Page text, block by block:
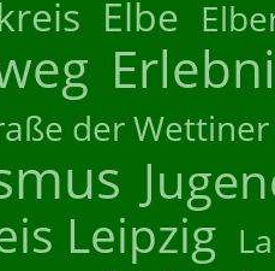
Elbe
der Wettiner
Leipzig